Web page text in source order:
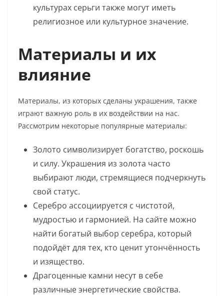
культурах серьги также могут иметь
религиозное или культурное значение.
Материалы и их
влияние
Материалы, из которых сделаны украшения, также
играют важную роль в их воздействии на нас.
Рассмотрим некоторые популярные материалы:
Золото символизирует богатство, роскошь
и силу. Украшения из золота часто
выбирают люди, стремящиеся подчеркнуть
свой статус.
Серебро ассоциируется с чистотой,
мудростью и гармонией. На сайте можно
найти богатый выбор серебра, который
подойдёт для тех, кто ценит утончённость
и изящество.
Драгоценные камни несут в себе
различные энергетические свойства.